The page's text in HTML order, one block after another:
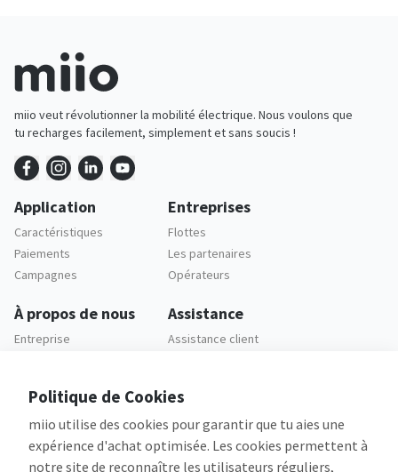
miio veut révolutionner la mobilité électrique. Nous voulons que
tu recharges facilement, simplement et sans soucis !
Application
Caractéristiques
Paiements
Campagnes
Entreprises
Flottes
Les partenaires
Opérateurs
À propos de nous
Entreprise
Assistance
Assistance client
Legal
Politique de
Confidentialité
Conditions Générales
Politique de Cookies
miio utilise des cookies pour garantir que tu aies une
expérience d'achat optimisée. Les cookies permettent à
notre site de reconnaître les utilisateurs réguliers,